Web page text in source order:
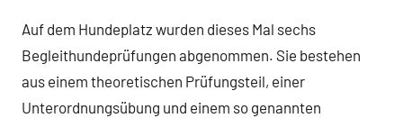
Auf dem Hundeplatz wurden dieses Mal sechs
Begleithundeprüfungen abgenommen. Sie bestehen
aus einem theoretischen Prüfungsteil, einer
Unterordnungsübung und einem so genannten